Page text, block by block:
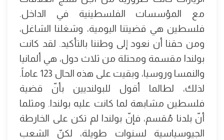
مع المؤسسات الفلسطينية في الداخل.
فلسطين هي قضيتنا اليومية، وشغلنا الشاغل،
ومن حقنا أن نعود إلى وطننا بالتأكيد. لقد كانت
بولندا مقسمة ومحتلة من ثلاث دول، هي ألمانيا
والنمسا وروسيا، وبقيت على هذه الحال 123 عاماً.
لذلك، لطالما أقول للبولنديين بأنّ قضية
فلسطين مشابهة لما كانت عليه بولندا. ومثلما
أنّ بلدنا مُقسم، فإنّ بولندا لم تكن على الخارطة
الجيوسياسية لسنوات طويلة، لكنّ الشعب